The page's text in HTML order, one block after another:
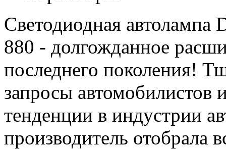
Светодиодная
880 - долгожданное
последнего поколения!
запросы автомобилистов
тенденции в индустрии
производитель отобрала